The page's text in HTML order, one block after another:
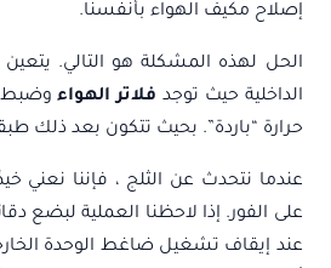
إصلاح مكيف الهواء بأنفسنا.
الحل لهذه المشكلة هو التالي.
الداخلية حيث توجد فلاتر الهواءوضبط
حرارة “باردة”. بحيث تتكون بعد ذلك
عندما نتحدث عن الثلج ، فإننا نعني
على الفور. إذا لاحظنا العملية لبضع
عند إيقاف تشغيل ضاغط الوحدة